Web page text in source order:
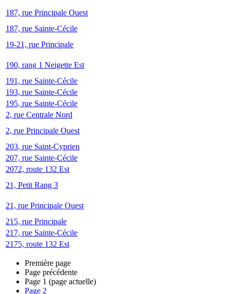
187, rue Principale Ouest
187, rue Sainte-Cécile
19-21, rue Principale
190, rang 1 Neigette Est
191, rue Sainte-Cécile
193, rue Sainte-Cécile
195, rue Sainte-Cécile
2, rue Centrale Nord
2, rue Principale Ouest
203, rue Saint-Cyprien
207, rue Sainte-Cécile
2072, route 132 Est
21, Petit Rang 3
21, rue Principale Ouest
215, rue Principale
217, rue Sainte-Cécile
2175, route 132 Est
Première page
Page précédente
Page 1 (page actuelle)
Page 2